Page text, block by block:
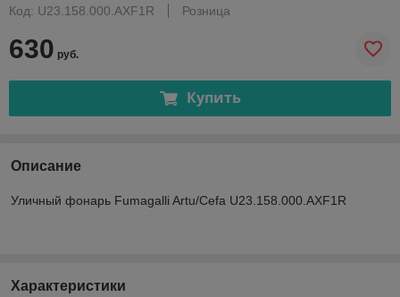
Код: U23.158.000.AXF1R
Розница
630 руб.
Купить
Описание
Уличный фонарь Fumagalli Artu/Cefa U23.158.000.AXF1R
Характеристики